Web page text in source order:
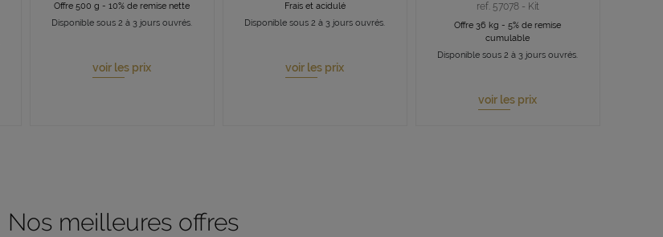
Offre 500 g - 10% de remise nette
Disponible sous 2 à 3 jours ouvrés.
voir les prix
Frais et acidulé
Disponible sous 2 à 3 jours ouvrés.
voir les prix
ref. 57078 - Kit
Offre 36 kg - 5% de remise
cumulable
Disponible sous 2 à 3 jours ouvrés.
voir les prix
Nos meilleures offres